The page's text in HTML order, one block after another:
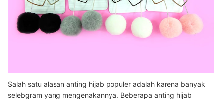
Salah satu alasan anting hijab populer adalah karena banyak
selebgram yang mengenakannya. Beberapa anting hijab